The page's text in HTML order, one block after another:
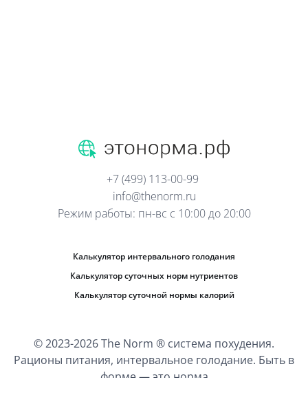
+7 (499) 113-00-99
info@thenorm.ru
Режим работы: пн-вс с 10:00 до 20:00
Калькулятор интервального голодания
Калькулятор суточных норм нутриентов
Калькулятор суточной нормы калорий
© 2023-2026 The Norm ® система похудения.
Рационы питания, интервальное голодание. Быть в
форме — это норма